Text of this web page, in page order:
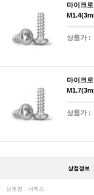
마이크
상품가 :
마이크
상품가 :
상점정보
상호명 : 쉬멕스